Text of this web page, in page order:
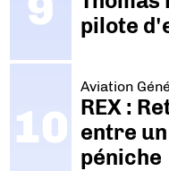
pilote
Aviation
REX :
entre
péniche